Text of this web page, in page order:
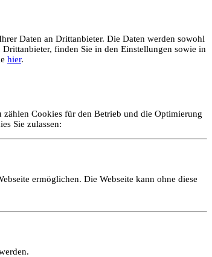
Daten an Drittanbieter. Die Daten werden sowohl
finden Sie in den Einstellungen sowie in
hier.
Cookies für den Betrieb und die Optimierung
Sie zulassen:
ermöglichen. Die Webseite kann ohne diese